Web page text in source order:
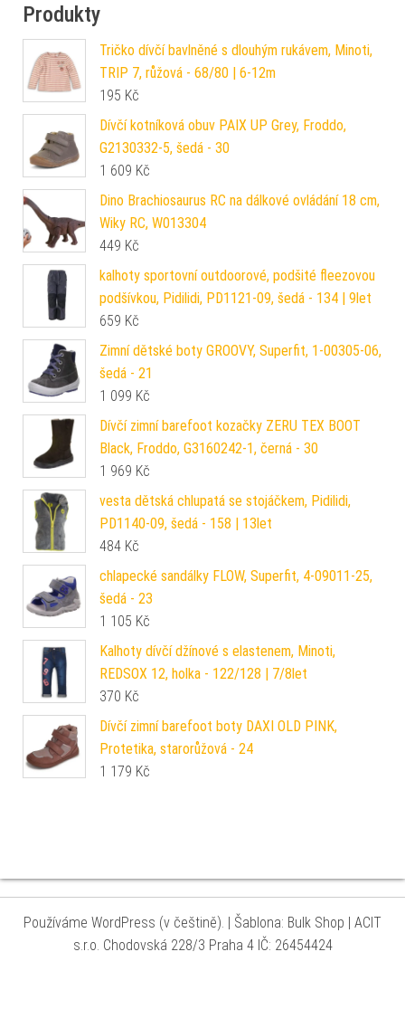
Produkty
Tričko dívčí bavlněné s dlouhým rukávem, Minoti,
TRIP 7, růžová - 68/80 | 6-12m
195 Kč
Dívčí kotníková obuv PAIX UP Grey, Froddo,
G2130332-5, šedá - 30
1 609 Kč
Dino Brachiosaurus RC na dálkové ovládání 18 cm,
Wiky RC, W013304
449 Kč
kalhoty sportovní outdoorové, podšité fleezovou
podšívkou, Pidilidi, PD1121-09, šedá - 134 | 9let
659 Kč
Zimní dětské boty GROOVY, Superfit, 1-00305-06,
šedá - 21
1 099 Kč
Dívčí zimní barefoot kozačky ZERU TEX BOOT
Black, Froddo, G3160242-1, černá - 30
1 969 Kč
vesta dětská chlupatá se stojáčkem, Pidilidi,
PD1140-09, šedá - 158 | 13let
484 Kč
chlapecké sandálky FLOW, Superfit, 4-09011-25,
šedá - 23
1 105 Kč
Kalhoty dívčí džínové s elastenem, Minoti,
REDSOX 12, holka - 122/128 | 7/8let
370 Kč
Dívčí zimní barefoot boty DAXI OLD PINK,
Protetika, starorůžová - 24
1 179 Kč
Používáme WordPress (v češtině). | Šablona: Bulk Shop | ACIT
s.r.o. Chodovská 228/3 Praha 4 IČ: 26454424